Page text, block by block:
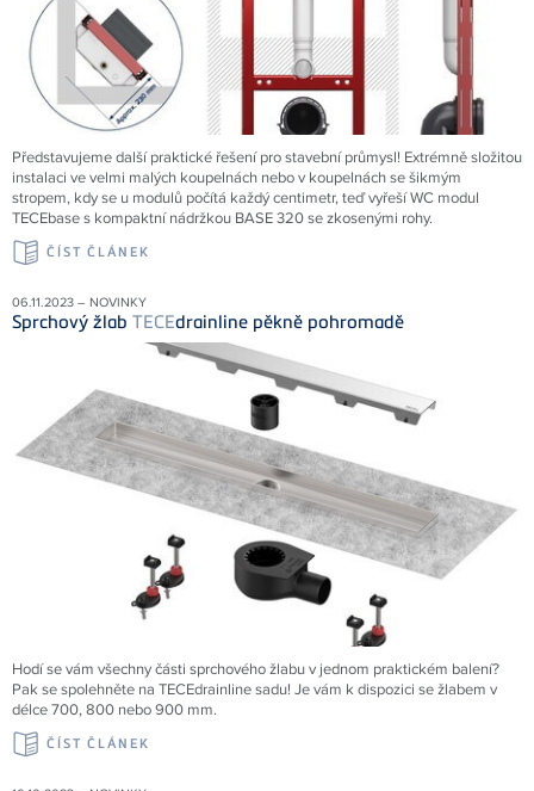
Představujeme další praktické řešení pro stavební průmysl! Extrémně složitou
instalaci ve velmi malých koupelnách nebo v koupelnách se šikmým
stropem, kdy se u modulů počítá každý centimetr, teď vyřeší WC modul
TECEbase s kompaktní nádržkou BASE 320 se zkosenými rohy.
ČÍST ČLÁNEK
06.11.2023 – NOVINKY
Sprchový žlab TECEdrainline pěkně pohromadě
Hodí se vám všechny části sprchového žlabu v jednom praktickém balení?
Pak se spolehněte na TECEdrainline sadu! Je vám k dispozici se žlabem v
délce 700, 800 nebo 900 mm.
ČÍST ČLÁNEK